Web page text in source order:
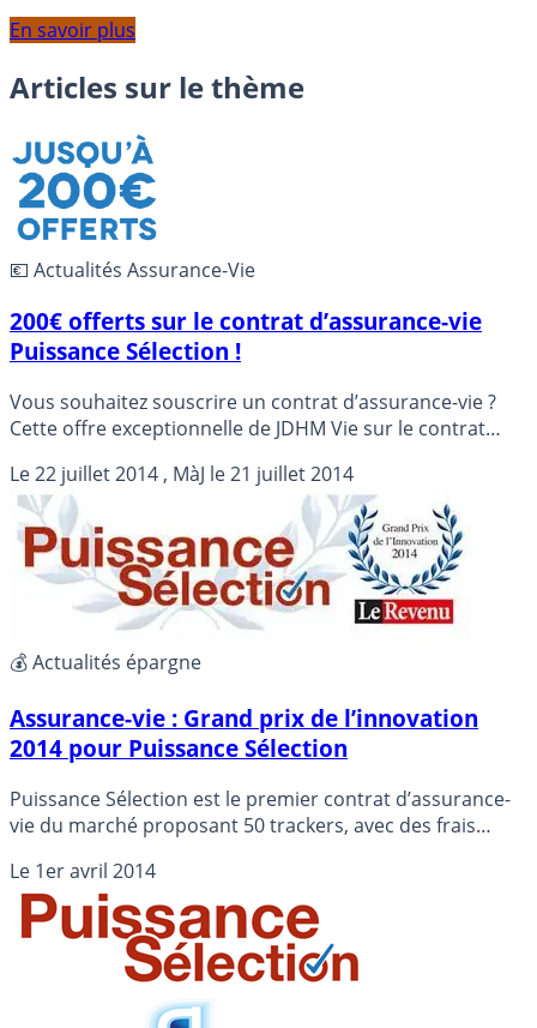
En savoir plus
Articles sur le thème
💶 Actualités Assurance-Vie
200€ offerts sur le contrat d’assurance-vie
Puissance Sélection !
Vous souhaitez souscrire un contrat d’assurance-vie ?
Cette offre exceptionnelle de JDHM Vie sur le contrat
intéressera forcément.
Le22 juillet 2014 , MàJ le21 juillet 2014
💰 Actualités épargne
Assurance-vie : Grand prix de l’innovation
2014 pour Puissance Sélection
Puissance Sélection est le premier contrat d’assurance-
vie du marché proposant 50 trackers, avec des frais
trophée...
Le 1er avril 2014